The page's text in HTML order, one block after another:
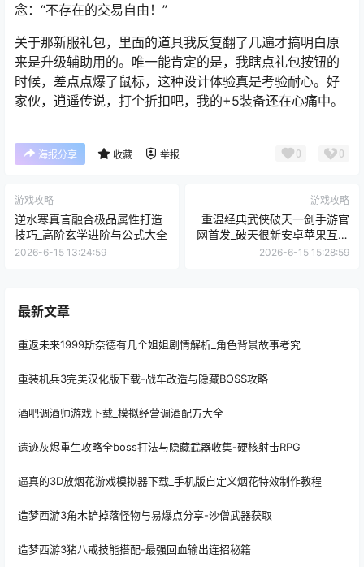
念：“不存在的交易自由！”
关于那新服礼包，里面的道具我反复翻了几遍才搞明白原
来是升级辅助用的。唯一能肯定的是，我瞎点礼包按钮的
时候，差点点爆了鼠标，这种设计体验真是考验耐心。好
家伙，逍遥传说，打个折扣吧，我的+5装备还在心痛中。
海报分享 收藏 举报 0 0
游戏攻略
逆水寒真言融合极品属性打造
技巧_高阶玄学进阶与公式大全
2026-6-15 13:24:59
游戏攻略
重温经典武侠破天一剑手游官
网首发_破天很新安卓苹果互通
版下载
2026-6-15 15:28:59
最新文章
重返未来1999斯奈德有几个姐姐剧情解析_角色背景故事考究
重装机兵3完美汉化版下载-战车改造与隐藏BOSS攻略
酒吧调酒师游戏下载_模拟经营调酒配方大全
遗迹灰烬重生攻略全boss打法与隐藏武器收集-硬核射击RPG
逼真的3D放烟花游戏模拟器下载_手机版自定义烟花特效制作教程
造梦西游3角木铲掉落怪物与易爆点分享-沙僧武器获取
造梦西游3猪八戒技能搭配-最强回血输出连招秘籍